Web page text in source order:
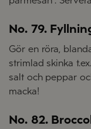
No. 79.
Gör en röra,
strimlad skinka
salt och peppar
macka!
No. 82.